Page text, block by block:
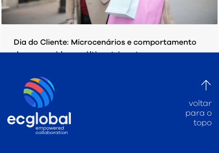
Dia do Cliente: Microcenários e comportamento
do consumidor no último trimestre.
PUBLICADO EM
voltar
para o
topo